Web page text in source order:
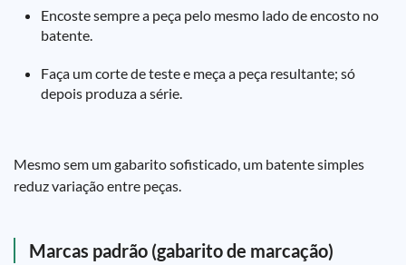
Encoste sempre a peça pelo mesmo lado de encosto no
batente.
Faça um corte de teste e meça a peça resultante; só
depois produza a série.
Mesmo sem um gabarito sofisticado, um batente simples
reduz variação entre peças.
Marcas padrão (gabarito de marcação)